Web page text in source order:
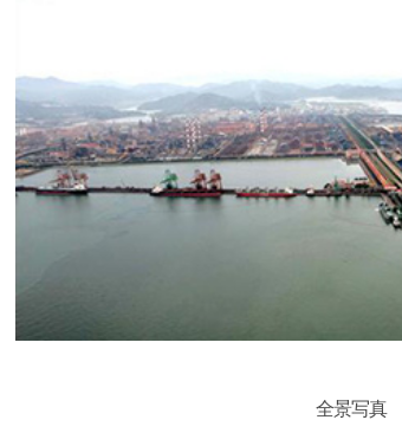
全景写真